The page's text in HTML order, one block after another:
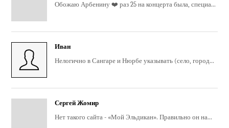
Обожаю Арбенину ❤️ раз 25 на концерта была, специа...
Иван
Нелогично в Сангаре и Нюрбе указывать (село, город...
Сергей Жомир
Нет такого сайта - «Мой Эльдикан». Правильно он на...